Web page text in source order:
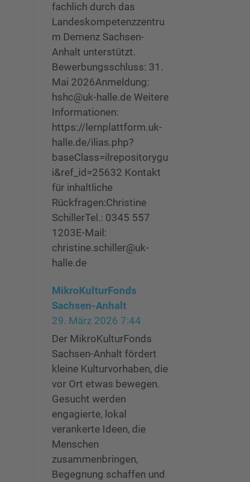
fachlich durch das
Landeskompetenzzentru
m Demenz Sachsen-
Anhalt unterstützt.
Bewerbungsschluss: 31.
Mai 2026Anmeldung:
hshc@uk-halle.de Weitere
Informationen:
https://lernplattform.uk-
halle.de/ilias.php?
baseClass=ilrepositorygu
i&ref_id=25632 Kontakt
für inhaltliche
Rückfragen:Christine
SchillerTel.: 0345 557
1203E-Mail:
christine.schiller@uk-
halle.de
MikroKulturFonds
Sachsen-Anhalt
29. März 2026 7:44
Der MikroKulturFonds
Sachsen-Anhalt fördert
kleine Kulturvorhaben, die
vor Ort etwas bewegen.
Gesucht werden
engagierte, lokal
verankerte Ideen, die
Menschen
zusammenbringen,
Begegnung schaffen und